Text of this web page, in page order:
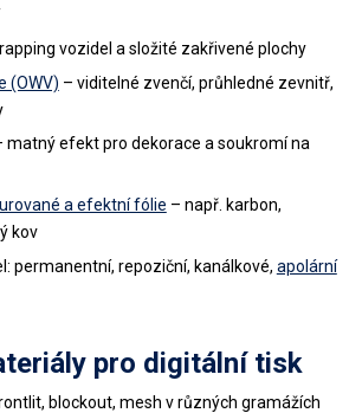
vozidel a složité zakřivené plochy
(OWV) – viditelné zvenčí, průhledné zevnitř,
matný efekt pro dekorace a soukromí na
a efektní fólie – např. karbon,
kov
permanentní, repoziční, kanálkové, apolární
pro digitální tisk
blockout, mesh v různých gramážích